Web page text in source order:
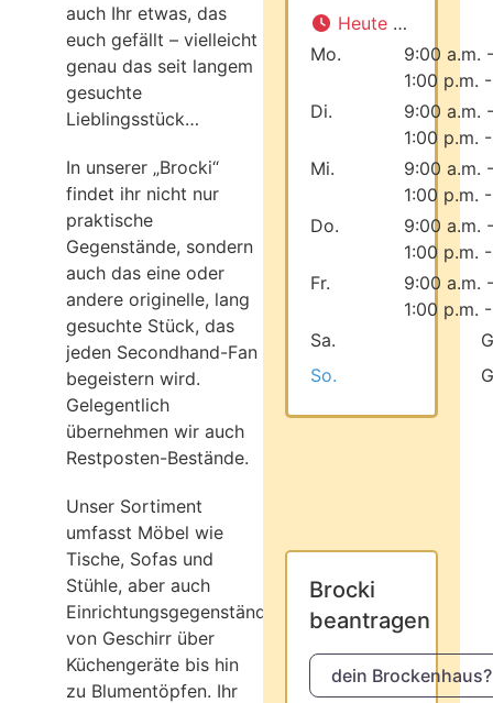
auch Ihr etwas, das
euch gefällt – vielleicht
genau das seit langem
gesuchte
Lieblingsstück…
In unserer „Brocki“
findet ihr nicht nur
praktische
Gegenstände, sondern
auch das eine oder
andere originelle, lang
gesuchte Stück, das
jeden Secondhand-Fan
begeistern wird.
Gelegentlich
übernehmen wir auch
Restposten-Bestände.
Unser Sortiment
umfasst Möbel wie
Tische, Sofas und
Stühle, aber auch
Einrichtungsgegenstände
von Geschirr über
Küchengeräte bis hin
zu Blumentöpfen. Ihr
Heute geschlossen
Mo.
9:00 a.m.
1:00 p.m.
Di.
9:00 a.m.
1:00 p.m.
Mi.
9:00 a.m.
1:00 p.m.
Do.
9:00 a.m.
1:00 p.m.
Fr.
9:00 a.m.
1:00 p.m.
Sa.
So.
Brocki
beantragen
dein Brockenhaus?